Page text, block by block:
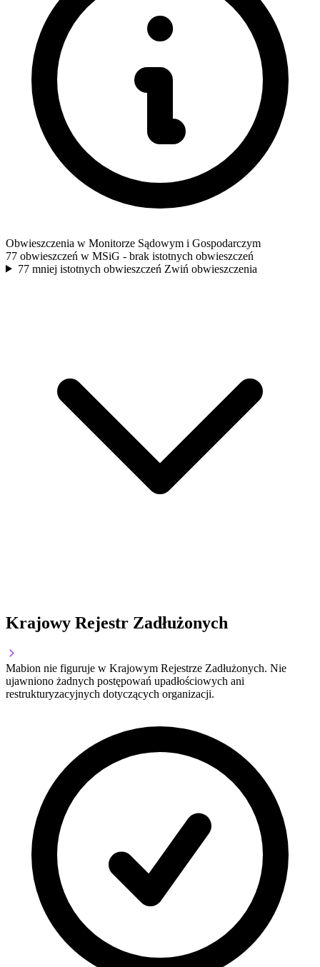
Obwieszczenia w Monitorze Sądowym i Gospodarczym
77 obwieszczeń w MSiG - brak istotnych obwieszczeń
77 mniej istotnych obwieszczeń Zwiń obwieszczenia
Krajowy Rejestr Zadłużonych
Mabion nie figuruje w Krajowym Rejestrze Zadłużonych. Nie
ujawniono żadnych postępowań upadłościowych ani
restrukturyzacyjnych dotyczących organizacji.